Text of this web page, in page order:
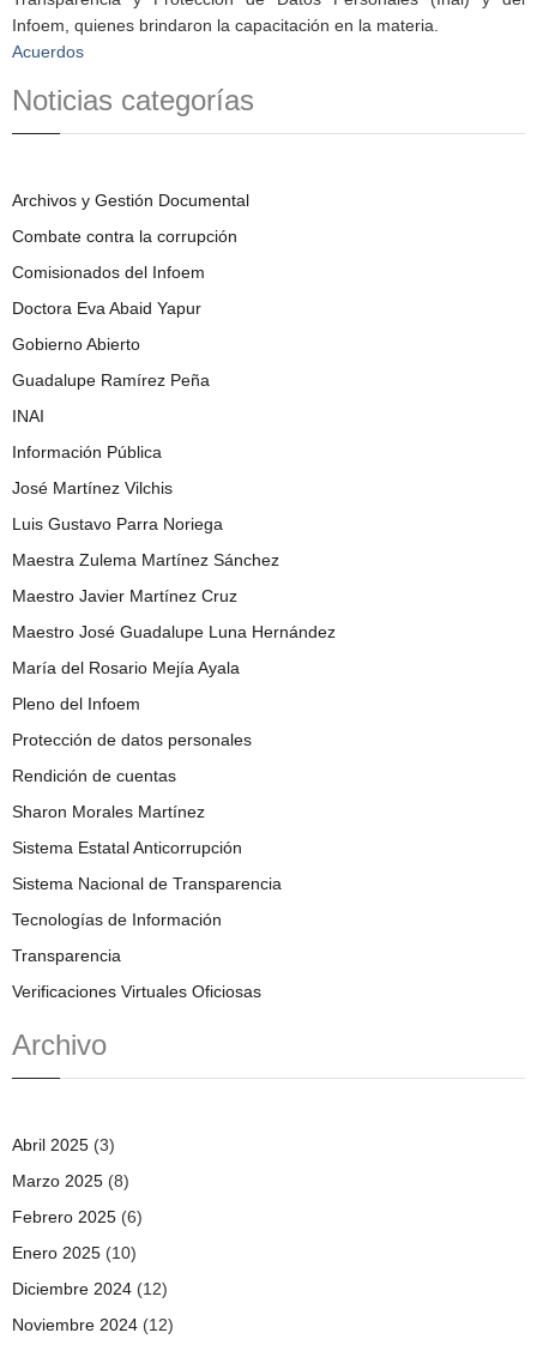
Infoem, quienes brindaron la capacitación en la materia.
Acuerdos
Noticias categorías
Archivos y Gestión Documental
Combate contra la corrupción
Comisionados del Infoem
Doctora Eva Abaid Yapur
Gobierno Abierto
Guadalupe Ramírez Peña
INAI
Información Pública
José Martínez Vilchis
Luis Gustavo Parra Noriega
Maestra Zulema Martínez Sánchez
Maestro Javier Martínez Cruz
Maestro José Guadalupe Luna Hernández
María del Rosario Mejía Ayala
Pleno del Infoem
Protección de datos personales
Rendición de cuentas
Sharon Morales Martínez
Sistema Estatal Anticorrupción
Sistema Nacional de Transparencia
Tecnologías de Información
Transparencia
Verificaciones Virtuales Oficiosas
Archivo
Abril 2025 (3)
Marzo 2025 (8)
Febrero 2025 (6)
Enero 2025 (10)
Diciembre 2024 (12)
Noviembre 2024 (12)